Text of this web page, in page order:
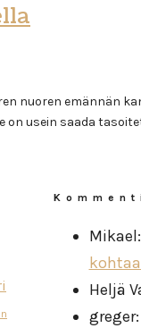
nuoren emännän
usein saada
Mikael:
Heljä
greger: